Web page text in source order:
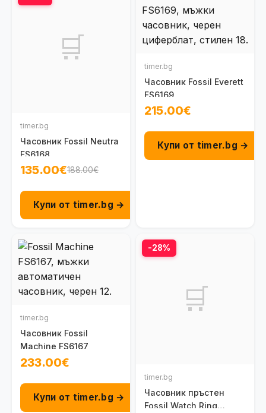
🛒
timer.bg
Часовник Fossil Neutra
FS6168
135.00€188.00€
Купи от timer.bg →
timer.bg
Часовник Fossil Everett
FS6169
215.00€
Купи от timer.bg →
timer.bg
Часовник Fossil
Machine FS6167
233.00€
Купи от timer.bg →
-28%
🛒
timer.bg
Часовник пръстен
Fossil Watch Ring